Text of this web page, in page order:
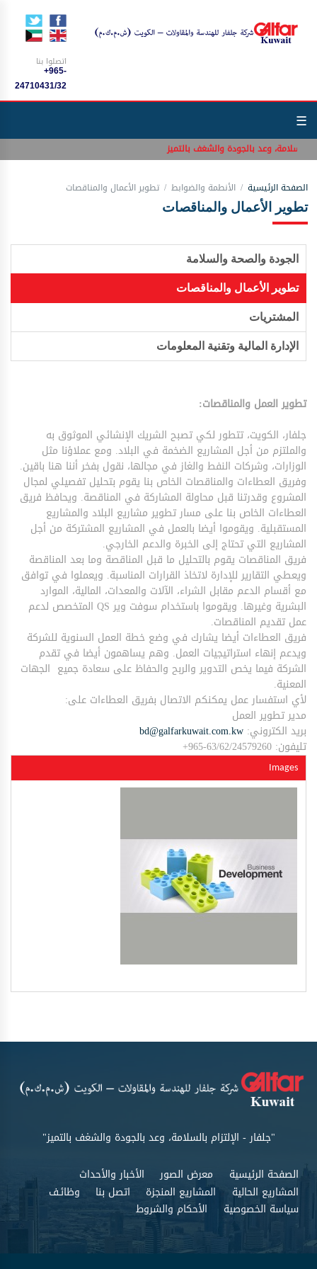
اتصلوا بنا
+965-
24710431/32
☰
بالسلامة، وعد بالجودة والشغف بالتميز
الصفحة الرئيسية الأنطمة والضوابط تطوير الأعمال والمناقصات
تطوير الأعمال والمناقصات
الجودة والصحة والسلامة
تطوير الأعمال والمناقصات
المشتريات
الإدارة المالية وتقنية المعلومات
تطوير العمل والمناقصات:
جلفار، الكويت، تتطور لكي تصبح الشريك الإنشائي الموثوق به
والملتزم من أجل المشاريع الضخمة في البلاد. ومع عملاؤنا مثل
الوزارات، وشركات النفط والغاز في مجالها، نقول بفخر أننا هنا باقين.
وفريق العطاءات والمناقصات الخاص بنا يقوم بتحليل تفصيلي لمجال
المشروع وقدرتنا قبل محاولة المشاركة في المناقصة. ويحافظ فريق
العطاءات الخاص بنا على مسار تطوير مشاريع البلاد والمشاريع
المستقبلية. ويقوموا أيضا بالعمل في المشاريع المشتركة من أجل
المشاريع التي تحتاج إلى الخبرة والدعم الخارجي.
فريق المناقصات يقوم بالتحليل ما قبل المناقصة وما بعد المناقصة
ويعطي التقارير للإدارة لاتخاذ القرارات المناسبة. ويعملوا في توافق
مع أقسام الدعم مقابل الشراء، الآلات والمعدات، المالية، الموارد
البشرية وغيرها. ويقوموا باستخدام سوفت ويرQS المتخصص لدعم
عمل تقديم المناقصات.
فريق العطاءات أيضا يشارك في وضع خطة العمل السنوية للشركة
ويدعم إنهاء استراتيجيات العمل. وهم يساهمون أيضا في تقدم
الشركة فيما يخص التدوير والربح والحفاظ على سعادة جميع الجهات
المعنية.
لأي استفسار عمل يمكنكم الاتصال بفريق العطاءات على:
مدير تطوير العمل
بريد الكتروني: bd@galfarkuwait.com.kw
تليفون: 63/62/24579260-965+
Images
"جلفار - الإلتزام بالسلامة، وعد بالجودة والشغف بالتميز"
الصفحة الرئيسية
معرض الصور
الأخبار والأحداث
المشاريع الحالية
المشاريع المنجزة اتصل بنا
وظائـف
سياسة الخصوصية
الأحكام والشروط